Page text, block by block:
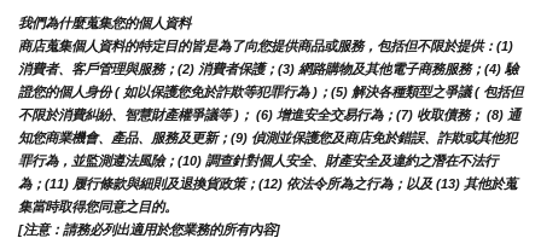
我們為什麼蒐集您的個人資料
商店蒐集個人資料的特定目的皆是為了向您提供商品或服務，包括但不限於提供：(1)
消費者、客戶管理與服務；(2) 消費者保護；(3) 網路購物及其他電子商務服務；(4) 驗
證您的個人身份 ( 如以保護您免於詐欺等犯罪行為 )；(5) 解決各種類型之爭議 ( 包括但
不限於消費糾紛、智慧財產權爭議等 )； (6) 增進安全交易行為；(7) 收取債務； (8) 通
知您商業機會、產品、服務及更新；(9) 偵測並保護您及商店免於錯誤、詐欺或其他犯
罪行為，並監測遵法風險；(10) 調查針對個人安全、財產安全及違約之潛在不法行
為；(11) 履行條款與細則及退換貨政策；(12) 依法令所為之行為；以及 (13) 其他於蒐
集當時取得您同意之目的。
[注意：請務必列出適用於您業務的所有內容]